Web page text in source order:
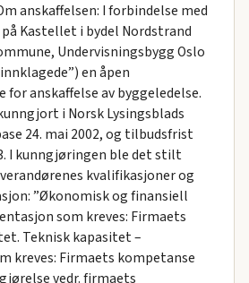
anskaffelsen: I forbindelse med
Kastellet i bydel Nordstrand
Undervisningsbygg Oslo
en åpen
for anskaffelse av byggeledelse.
i Norsk Lysingsblads
24. mai 2002, og tilbudsfrist
I kunngjøringen ble det stilt
kvalifikasjoner og
”Økonomisk og finansiell
som kreves: Firmaets
Teknisk kapasitet –
kreves: Firmaets kompetanse
vedr. firmaets